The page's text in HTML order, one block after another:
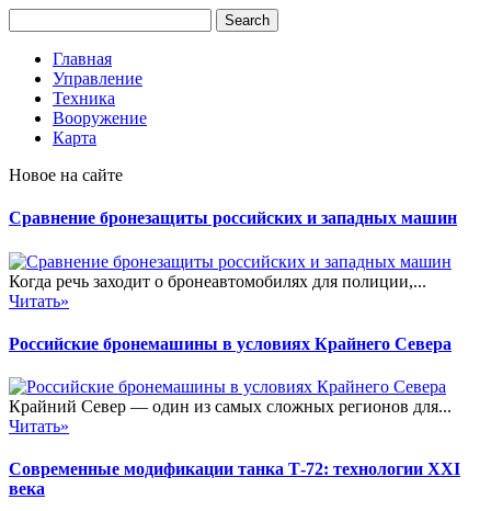
Главная
Управление
Техника
Вооружение
Карта
Новое на сайте
Сравнение бронезащиты российских и западных машин
Когда речь заходит о бронеавтомобилях для полиции,...
Читать»
Российские бронемашины в условиях Крайнего Севера
Крайний Север — один из самых сложных регионов для...
Читать»
Современные модификации танка Т-72: технологии XXI
века